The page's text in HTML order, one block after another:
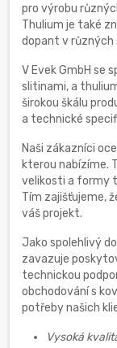
pro výrobu
Thulium je také
dopant v různých
V Evek GmbH se
slitinami, a
širokou škálu
a technické
Naši zákazníci
kterou nabízíme.
velikosti a formy
Tím zajišťujeme,
váš projekt.
Jako spolehlivý
zavazuje
technickou
obchodování s
potřeby našich
Vysoká